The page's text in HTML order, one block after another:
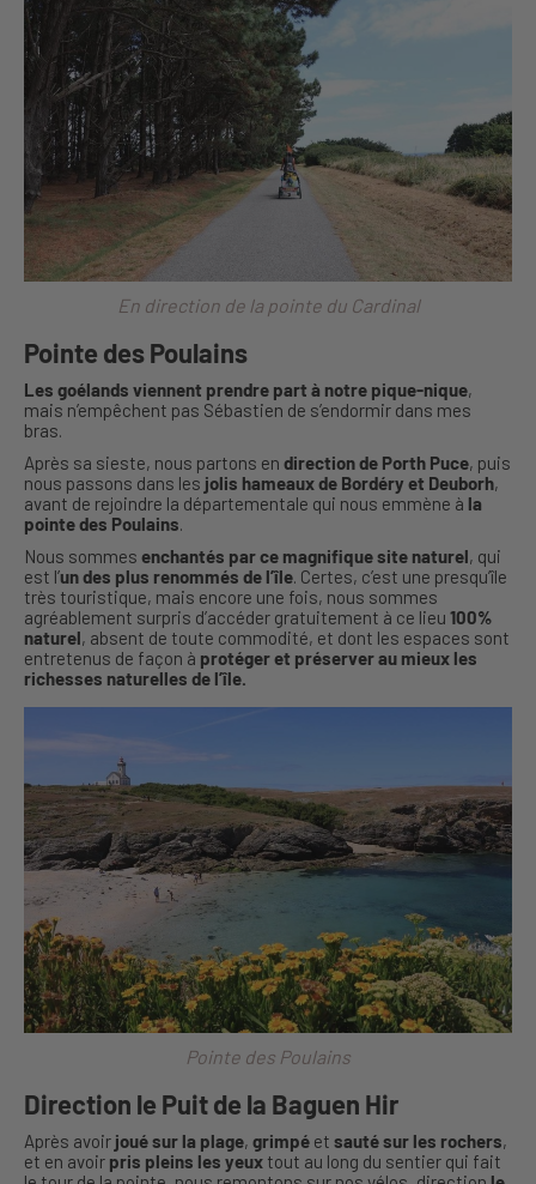
En direction de la pointe du Cardinal
Pointe des Poulains
Les goélands viennent prendre part à notre pique-nique,
mais n’empêchent pas Sébastien de s’endormir dans mes
bras.
Après sa sieste, nous partons en direction de Porth Puce, puis
nous passons dans les jolis hameaux de Bordéry et Deuborh,
avant de rejoindre la départementale qui nous emmène à la
pointe des Poulains.
Nous sommes enchantés par ce magnifique site naturel, qui
est l’un des plus renommés de l’île. Certes, c’est une presqu’île
très touristique, mais encore une fois, nous sommes
agréablement surpris d’accéder gratuitement à ce lieu 100%
naturel, absent de toute commodité, et dont les espaces sont
entretenus de façon à protéger et préserver au mieux les
richesses naturelles de l’île.
Pointe des Poulains
Direction le Puit de la Baguen Hir
Après avoir joué sur la plage, grimpé et sauté sur les rochers,
et en avoir pris pleins les yeux tout au long du sentier qui fait